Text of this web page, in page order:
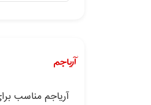
آریاجم
آریاجم مناسب